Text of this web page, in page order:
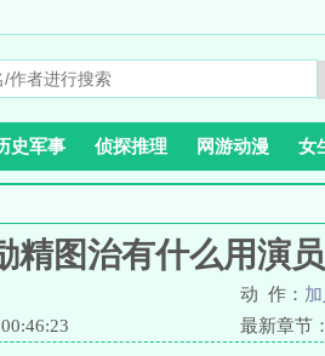
史军事 侦探推理 网游动漫 女
精图治有什么用演
动 作：
最新章节：